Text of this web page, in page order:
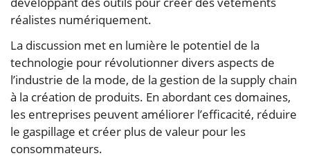
réalistes numériquement.
La discussion met en lumière le potentiel de la
technologie pour révolutionner divers aspects de
l’industrie de la mode, de la gestion de la supply chain
à la création de produits. En abordant ces domaines,
les entreprises peuvent améliorer l’efficacité, réduire
le gaspillage et créer plus de valeur pour les
consommateurs.